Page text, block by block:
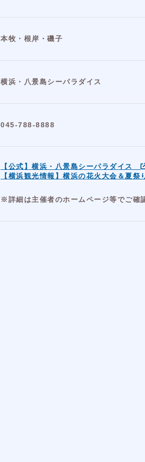
本牧・根岸・磯子
横浜・八景島シーパラダイス
045-788-8888
【公式】横浜・八景島シーパラダイス
【横浜観光情報】横浜の花火大会＆夏祭
※詳細は主催者のホームページ等でご確